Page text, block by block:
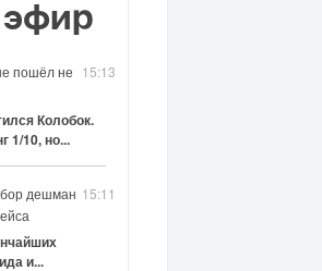
15:13
пошёл не
Колобок.
1/10, но...
15:11
дешман
и...